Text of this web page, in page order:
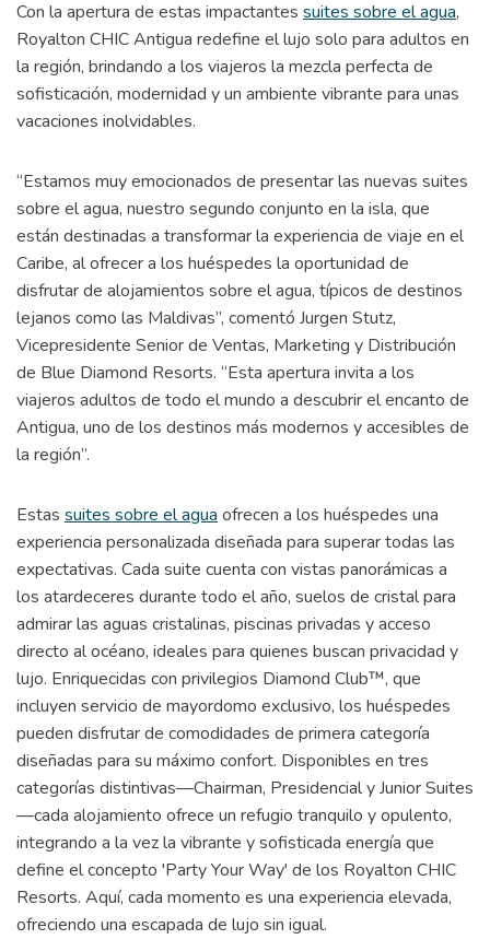
Con la apertura de estas impactantes suites sobre el agua,
Royalton CHIC Antigua redefine el lujo solo para adultos en
la región, brindando a los viajeros la mezcla perfecta de
sofisticación, modernidad y un ambiente vibrante para unas
vacaciones inolvidables.
“Estamos muy emocionados de presentar las nuevas suites
sobre el agua, nuestro segundo conjunto en la isla, que
están destinadas a transformar la experiencia de viaje en el
Caribe, al ofrecer a los huéspedes la oportunidad de
disfrutar de alojamientos sobre el agua, típicos de destinos
lejanos como las Maldivas”, comentó Jurgen Stutz,
Vicepresidente Senior de Ventas, Marketing y Distribución
de Blue Diamond Resorts. “Esta apertura invita a los
viajeros adultos de todo el mundo a descubrir el encanto de
Antigua, uno de los destinos más modernos y accesibles de
la región”.
Estas suites sobre el agua ofrecen a los huéspedes una
experiencia personalizada diseñada para superar todas las
expectativas. Cada suite cuenta con vistas panorámicas a
los atardeceres durante todo el año, suelos de cristal para
admirar las aguas cristalinas, piscinas privadas y acceso
directo al océano, ideales para quienes buscan privacidad y
lujo. Enriquecidas con privilegios Diamond Club™, que
incluyen servicio de mayordomo exclusivo, los huéspedes
pueden disfrutar de comodidades de primera categoría
diseñadas para su máximo confort. Disponibles en tres
categorías distintivas—Chairman, Presidencial y Junior Suites
—cada alojamiento ofrece un refugio tranquilo y opulento,
integrando a la vez la vibrante y sofisticada energía que
define el concepto 'Party Your Way' de los Royalton CHIC
Resorts. Aquí, cada momento es una experiencia elevada,
ofreciendo una escapada de lujo sin igual.